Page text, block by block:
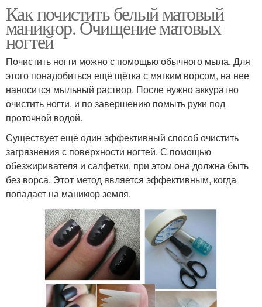
Как почистить белый матовый
маникюр. Очищение матовых
ногтей
Почистить ногти можно с помощью обычного мыла. Для
этого понадобиться ещё щётка с мягким ворсом, на нее
наносится мыльный раствор. После нужно аккуратно
очистить ногти, и по завершению помыть руки под
проточной водой.
Существует ещё один эффективный способ очистить
загрязнения с поверхности ногтей. С помощью
обезжиривателя и салфетки, при этом она должна быть
без ворса. Этот метод является эффективным, когда
попадает на маникюр земля.